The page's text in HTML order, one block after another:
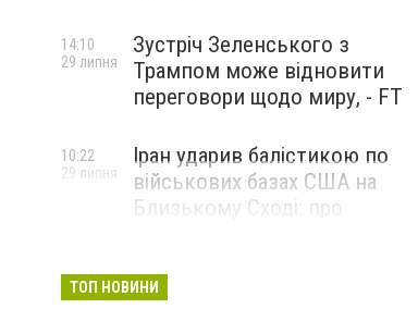
Зустріч Зеленського з
Трампом може відновити
переговори щодо миру, - FT
14:10
29 липня
Іран ударив балістикою по
військових базах США на
Близькому Сході: про
10:22
29 липня
ТОП НОВИНИ